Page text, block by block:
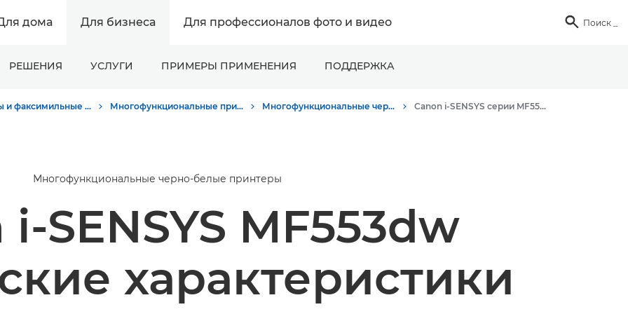
дома Для бизнеса Для профессионалов фото и видео  Поиск
РЕШЕНИЯ УСЛУГИ ПРИМЕРЫ ПРИМЕНЕНИЯ ПОДДЕРЖКА
Принтеры и факсимильные аппараты для бизнеса Многофункциональные принтеры - Принтеры «Все в одном» Многофункциональные черно-белые принтеры Canon i-SENSYS серии MF550 - Многофункциональные принтеры
Многофункциональные черно-белые принтеры
SENSYS MF553dw
характеристики